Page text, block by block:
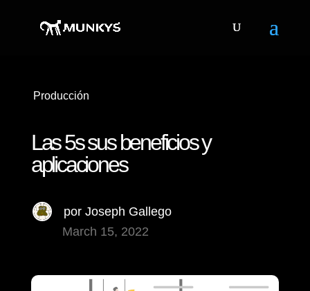
Producción
Las 5s sus beneficios y
aplicaciones
por Joseph Gallego
March 15, 2022